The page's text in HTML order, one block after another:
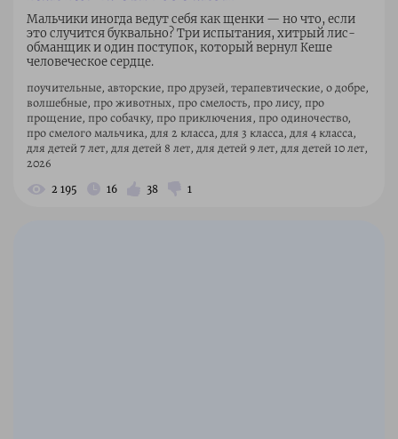
Мальчики иногда ведут себя как щенки — но что, если
это случится буквально? Три испытания, хитрый лис-
обманщик и один поступок, который вернул Кеше
человеческое сердце.
поучительные, авторские, про друзей, терапевтические, о добре,
волшебные, про животных, про смелость, про лису, про
прощение, про собачку, про приключения, про одиночество,
про смелого мальчика, для 2 класса, для 3 класса, для 4 класса,
для детей 7 лет, для детей 8 лет, для детей 9 лет, для детей 10 лет,
2026
2 195 16 38 1